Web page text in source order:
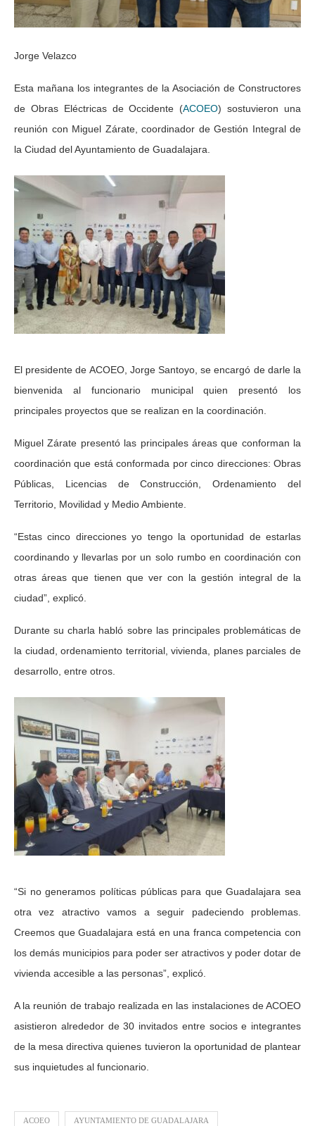
Jorge Velazco
Esta mañana los integrantes de la Asociación de Constructores
de Obras Eléctricas de Occidente (ACOEO) sostuvieron una
reunión con Miguel Zárate, coordinador de Gestión Integral de
la Ciudad del Ayuntamiento de Guadalajara.
El presidente de ACOEO, Jorge Santoyo, se encargó de darle la
bienvenida al funcionario municipal quien presentó los
principales proyectos que se realizan en la coordinación.
Miguel Zárate presentó las principales áreas que conforman la
coordinación que está conformada por cinco direcciones: Obras
Públicas, Licencias de Construcción, Ordenamiento del
Territorio, Movilidad y Medio Ambiente.
“Estas cinco direcciones yo tengo la oportunidad de estarlas
coordinando y llevarlas por un solo rumbo en coordinación con
otras áreas que tienen que ver con la gestión integral de la
ciudad”, explicó.
Durante su charla habló sobre las principales problemáticas de
la ciudad, ordenamiento territorial, vivienda, planes parciales de
desarrollo, entre otros.
“Si no generamos políticas públicas para que Guadalajara sea
otra vez atractivo vamos a seguir padeciendo problemas.
Creemos que Guadalajara está en una franca competencia con
los demás municipios para poder ser atractivos y poder dotar de
vivienda accesible a las personas”, explicó.
A la reunión de trabajo realizada en las instalaciones de ACOEO
asistieron alrededor de 30 invitados entre socios e integrantes
de la mesa directiva quienes tuvieron la oportunidad de plantear
sus inquietudes al funcionario.
ACOEO AYUNTAMIENTO DE GUADALAJARA